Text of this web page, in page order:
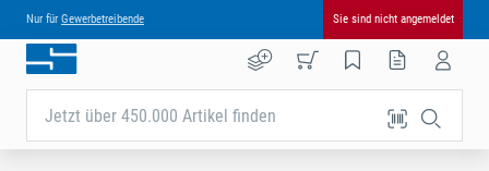
Nur für Gewerbetreibende Sie sind nicht angemeldet
Jetzt über 450.000 Artikel finden